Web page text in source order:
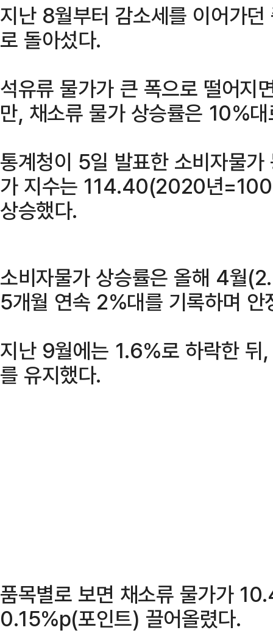
지난 8월부터 감소세를 이어가
로 돌아섰다.
석유류 물가가 큰 폭으로 떨어지
만, 채소류 물가 상승률은 10%
통계청이 5일 발표한 소비자물
가 지수는 114.40(2020년
상승했다.
소비자물가 상승률은 올해 4월
5개월 연속 2%대를 기록하며 안
지난 9월에는 1.6%로 하락한 뒤
를 유지했다.
품목별로 보면 채소류 물가가
0.15%p(포인트) 끌어올렸다.